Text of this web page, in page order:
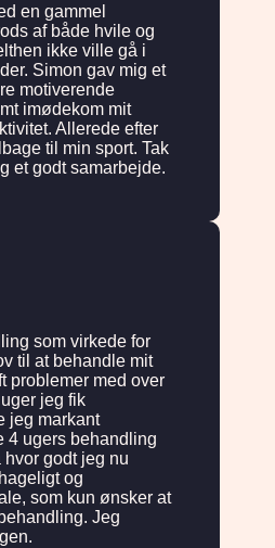
en gammel
af både hvile og
ikke ville gå i
Simon gav mig et
motiverende
imødekom mit
Allerede efter
til min sport. Tak
et godt samarbejde.
som virkede for
til at behandle mit
problemer med over
jeg fik
jeg markant
4 ugers behandling
hvor godt jeg nu
og
som kun ønsker at
Jeg